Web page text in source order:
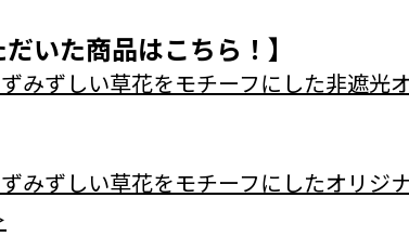
いた商品はこちら！】
みずしい草花をモチーフにした非遮光
みずしい草花をモチーフにしたオリジ